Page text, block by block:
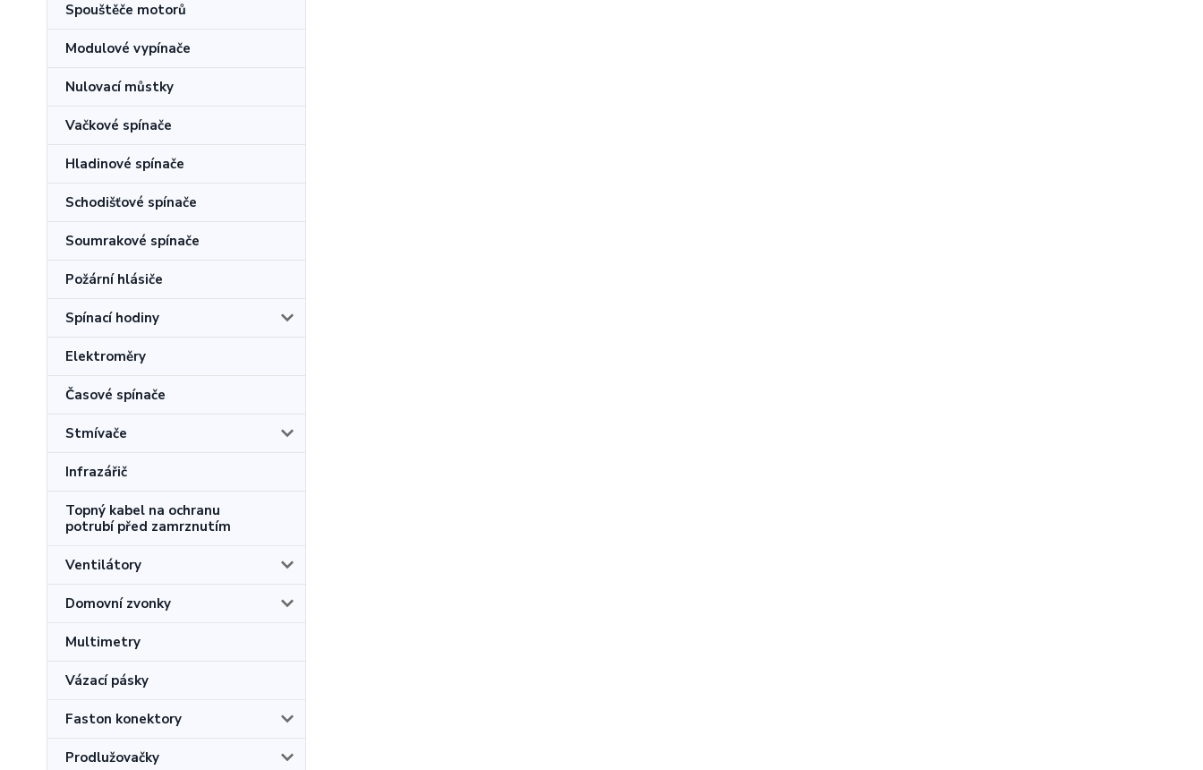
Spouštěče motorů
Modulové vypínače
Nulovací můstky
Vačkové spínače
Hladinové spínače
Schodišťové spínače
Soumrakové spínače
Požární hlásiče
Spínací hodiny
Elektroměry
Časové spínače
Stmívače
Infrazářič
Topný kabel na ochranu
potrubí před zamrznutím
Ventilátory
Domovní zvonky
Multimetry
Vázací pásky
Faston konektory
Prodlužovačky